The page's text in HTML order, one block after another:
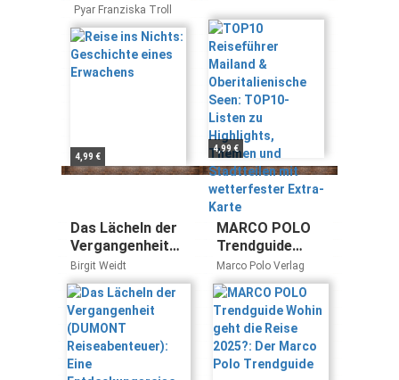
eines Erwachens
Pyar Franziska Troll
4,99 €
Oberitalienische
Seen: TOP10-
Listen zu
Highlights,
Themen und
Stadtteilen mit
wetterfester
Extra-Karte
4,99 €
Das Lächeln der
Vergangenheit
(DUMONT
Reiseabenteuer):
Eine
Entdeckungsreise
zu den
Ureinwohnern
Neukaledoniens
Birgit Weidt
MARCO POLO
Trendguide
Wohin geht die
Reise 2025?: Der
Marco Polo
Trendguide
Marco Polo Verlag